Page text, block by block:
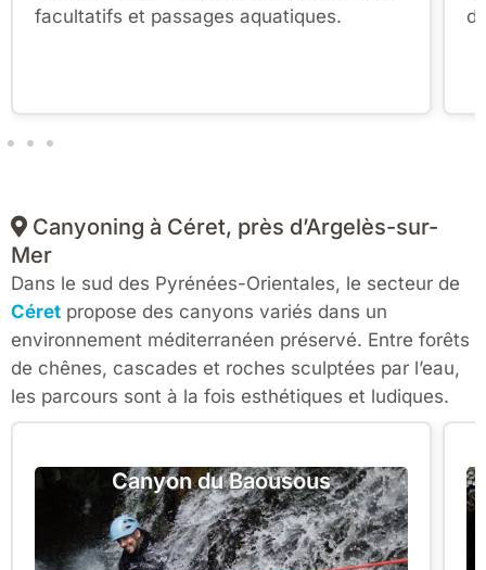
facultatifs et passages aquatiques.
Canyoning à Céret, près d’Argelès-sur-
Mer
Dans le sud des Pyrénées-Orientales, le secteur de
Céret propose des canyons variés dans un
environnement méditerranéen préservé. Entre forêts
de chênes, cascades et roches sculptées par l’eau,
les parcours sont à la fois esthétiques et ludiques.
Canyon du Baousous